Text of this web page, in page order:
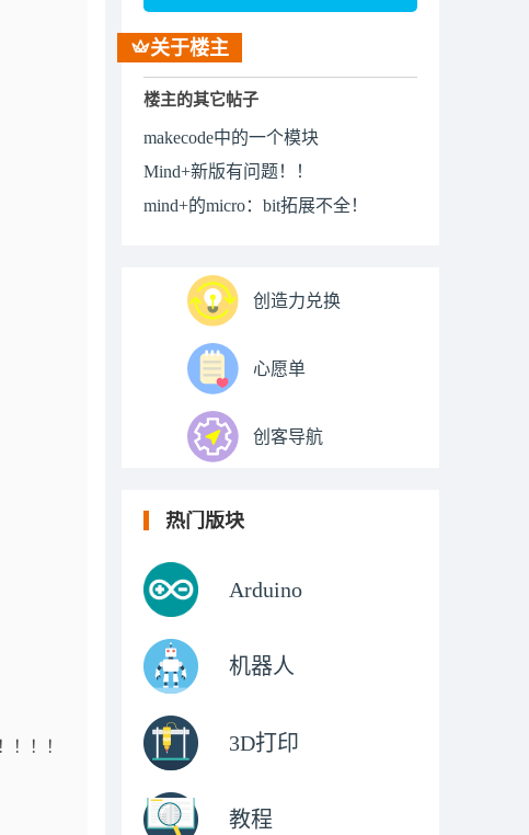
！！！
关于楼主
楼主的其它帖子
makecode中的一个模块
Mind+新版有问题！！
mind+的micro：bit拓展不全！
创造力兑换
心愿单
创客导航
热门版块
Arduino
机器人
3D打印
教程